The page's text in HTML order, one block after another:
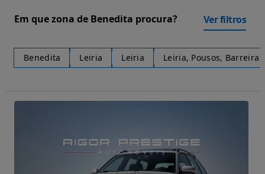
Em que zona de Benedita procura? Ver filtros
Benedita Leiria Leiria Leiria, Pousos, Barreira